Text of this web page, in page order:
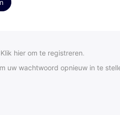
Klik hier om te registreren.
uw wachtwoord opnieuw in te